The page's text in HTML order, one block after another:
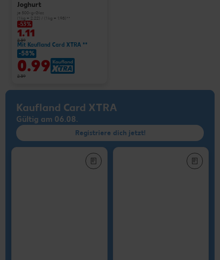
Joghurt
je 500-g-Glas
(1 kg = 2.22) / (1 kg = 1.98)**
-53%
1.11
2.39
Mit Kaufland Card XTRA **
-58%
0.99
2.39
Kaufland Card XTRA
Gültig am 06.08.
Registriere dich jetzt!